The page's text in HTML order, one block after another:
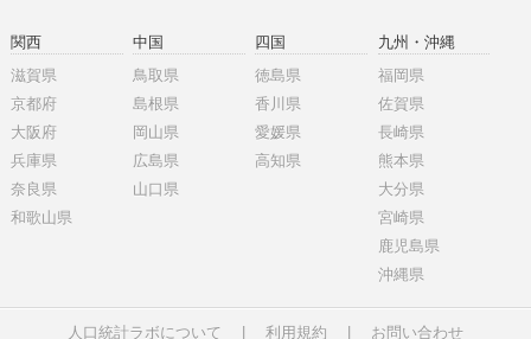
関西
滋賀県
京都府
大阪府
兵庫県
奈良県
和歌山県
中国
鳥取県
島根県
岡山県
広島県
山口県
四国
徳島県
香川県
愛媛県
高知県
九州・沖縄
福岡県
佐賀県
長崎県
熊本県
大分県
宮崎県
鹿児島県
沖縄県
人口統計ラボについて 利用規約 お問い合わせ